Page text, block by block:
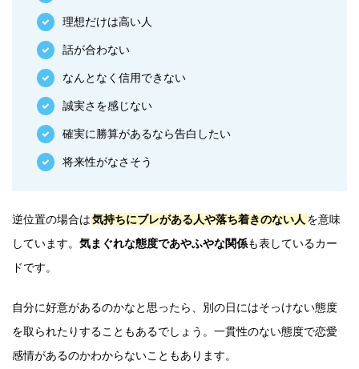
理想だけは高い人
話が合わない
なんとなく信用できない
誠実さを感じない
確実に勝算があるなら告白したい
将来性がなさそう
逆位置の場合は気持ちにブレがある人や落ち着きのない人 を意味
しています。 気まぐれな態度であやふやな関係も表しているカー
ドです。
自分に好意があるのかなと思ったら、別の日にはそっけない態度
を取られたりすることもあるでしょう。一貫性のない態度で恋愛
感情があるのかわからないこともあります。